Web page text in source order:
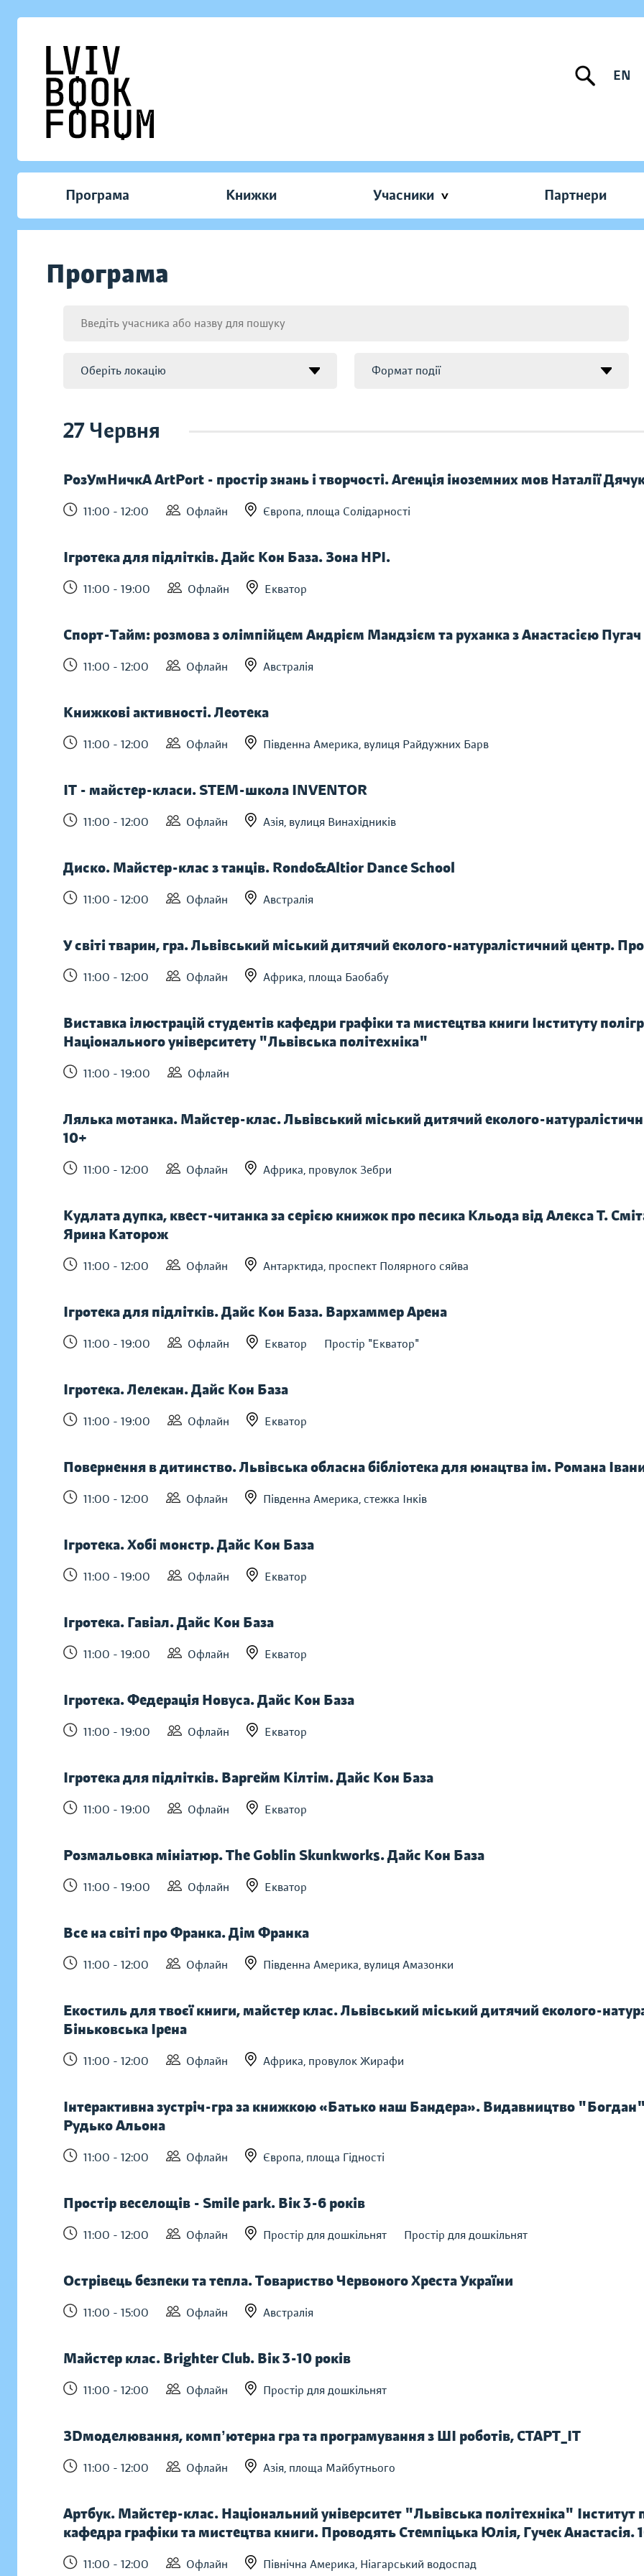
EN
Програма Книжки Учасники Партнери
Програма
27 Червня
РозУмНичкА ArtPort - простір знань і творчості. Агенція іноземних мов Наталії
11:00 - 12:00 Офлайн Європа, площа Солідарності
Ігротека для підлітків. Дайс Кон База. Зона НРІ.
11:00 - 19:00 Офлайн Екватор
Спорт-Тайм: розмова з олімпійцем Андрієм Мандзієм та руханка з Анастасією Пугач
11:00 - 12:00 Офлайн Австралія
Книжкові активності. Леотека
11:00 - 12:00 Офлайн Південна Америка, вулиця Райдужних Барв
IT - майстер-класи. STEM-школа INVENTOR
11:00 - 12:00 Офлайн Азія, вулиця Винахідників
Диско. Майстер-клас з танців. Rondo&Altior Dance School
11:00 - 12:00 Офлайн Австралія
У світі тварин, гра. Львівський міський дитячий еколого-натуралістичний центр.
11:00 - 12:00 Офлайн Африка, площа Баобабу
Виставка ілюстрацій студентів кафедри графіки та мистецтва книги Інституту
Національного університету "Львівська політехніка"
11:00 - 19:00 Офлайн
Лялька мотанка. Майстер-клас. Львівський міський дитячий еколого-
10+
11:00 - 12:00 Офлайн Африка, провулок Зебри
Кудлата дупка, квест-читанка за серією книжок про песика Кльода від Алекса Т.
Ярина Каторож
11:00 - 12:00 Офлайн Антарктида, проспект Полярного сяйва
Ігротека для підлітків. Дайс Кон База. Вархаммер Арена
11:00 - 19:00 Офлайн Екватор Простір "Екватор"
Ігротека. Лелекан. Дайс Кон База
11:00 - 19:00 Офлайн Екватор
Повернення в дитинство. Львівська обласна бібліотека для юнацтва ім. Романа
11:00 - 12:00 Офлайн Південна Америка, стежка Інків
Ігротека. Хобі монстр. Дайс Кон База
11:00 - 19:00 Офлайн Екватор
Ігротека. Гавіал. Дайс Кон База
11:00 - 19:00 Офлайн Екватор
Ігротека. Федерація Новуса. Дайс Кон База
11:00 - 19:00 Офлайн Екватор
Ігротека для підлітків. Варгейм Кілтім. Дайс Кон База
11:00 - 19:00 Офлайн Екватор
Розмальовка мініатюр. The Goblin Skunkworks. Дайс Кон База
11:00 - 19:00 Офлайн Екватор
Все на світі про Франка. Дім Франка
11:00 - 12:00 Офлайн Південна Америка, вулиця Амазонки
Екостиль для твоєї книги, майстер клас. Львівський міський дитячий еколого-
Біньковська Ірена
11:00 - 12:00 Офлайн Африка, провулок Жирафи
Інтерактивна зустріч-гра за книжкою «Батько наш Бандера». Видавництво
Рудько Альона
11:00 - 12:00 Офлайн Європа, площа Гідності
Простір веселощів - Smile park. Вік 3-6 років
11:00 - 12:00 Офлайн Простір для дошкільнят Простір для дошкільнят
Острівець безпеки та тепла. Товариство Червоного Хреста України
11:00 - 15:00 Офлайн Австралія
Майстер клас. Brighter Club. Вік 3-10 років
11:00 - 12:00 Офлайн Простір для дошкільнят
ЗDмоделювання, компʼютерна гра та програмування з ШІ роботів, СТАРТ_ІТ
11:00 - 12:00 Офлайн Азія, площа Майбутнього
Артбук. Майстер-клас. Національний університет "Львівська політехніка" Інститут
кафедра графіки та мистецтва книги. Проводять Стемпіцька Юлія, Гучек Анастасія.
11:00 - 12:00 Офлайн Північна Америка, Ніагарський водоспад